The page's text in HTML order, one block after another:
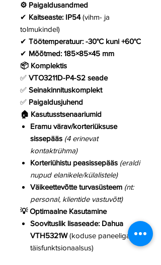
⚙️ Paigaldusandmed
✔ Kaitseaste: IP54(vihm- ja
tolmukindel)
✔ Töötemperatuur: -30°C kuni +60°C
✔ Mõõtmed: 185×85×45 mm
📦 Komplektis
✅ VTO3211D-P4-S2 seade
✅ Seinakinnituskomplekt
✅ Paigaldusjuhend
🏠 Kasutusstsenaariumid
Eramu värav/korteriüksuse
sissepääs (4 erinevat
kontaktrühma)
Korteriühistu peasissepääs (eraldi
nupud elanikele/külalistele)
Väikeettevõtte turvasüsteem (nt:
personal, klientide vastuvõtt)
💡 Optimaalne Kasutamine
Soovituslik lisaseade: Dahua
VTH5321W(koduse paneeliga
täisfunktsionaalsus)